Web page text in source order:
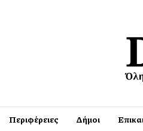
Περιφέρειες Δήμοι